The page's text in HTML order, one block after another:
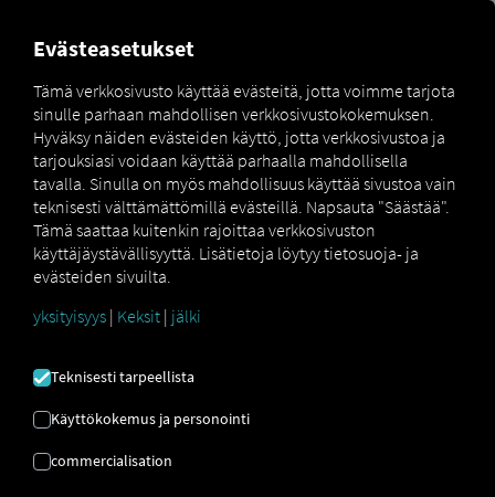
Marketplace Connectors Co3 Connect How to
CO3-
PEREHDYTYS
Vaiheittaiset ohjeet ajoneuvojesi
muodostamiseksi.
Evästeasetukset
Tämä verkkosivusto käyttää evästeitä, jotta voimme tarjota
sinulle parhaan mahdollisen verkkosivustokokemuksen.
Hyväksy näiden evästeiden käyttö, jotta verkkosivustoa ja
tarjouksiasi voidaan käyttää parhaalla mahdollisella
tavalla. Sinulla on myös mahdollisuus käyttää sivustoa vain
teknisesti välttämättömillä evästeillä. Napsauta "Säästää".
Tämä saattaa kuitenkin rajoittaa verkkosivuston
käyttäjäystävällisyyttä. Lisätietoja löytyy tietosuoja- ja
evästeiden sivuilta.
yksityisyys | Keksit | jälki
Teknisesti tarpeellista
Käyttökokemus ja personointi
commercialisation